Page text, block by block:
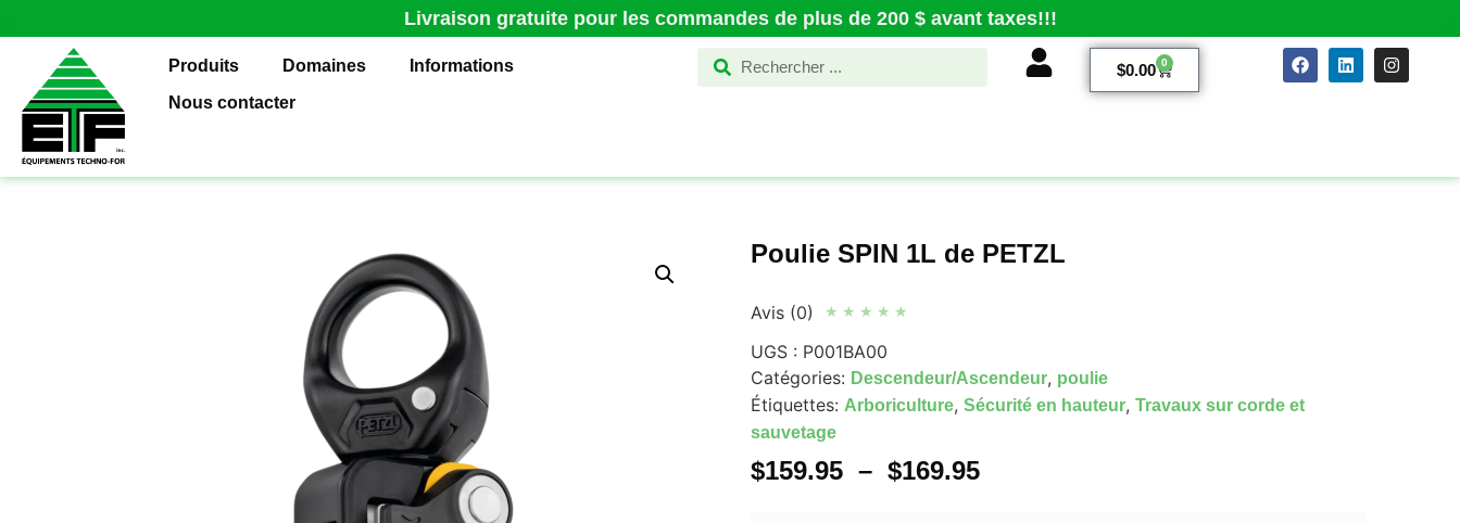
Livraison gratuite pour les commandes de plus de 200 $ avant taxes!!!
Produits Domaines
Informations
Nous contacter
$0.00 0
Poulie SPIN 1L de PETZL
Avis (0) ★ ★ ★ ★ ★
UGS : P001BA00
Catégories: Descendeur/Ascendeur, poulie
Étiquettes: Arboriculture, Sécurité en hauteur, Travaux sur corde et
sauvetage
$159.95 – $169.95